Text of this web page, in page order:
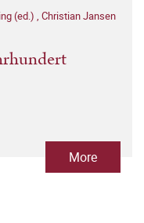
(ed.) , Christian Jansen
More